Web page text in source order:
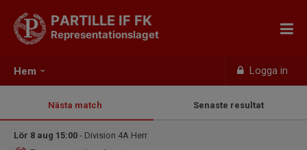
Hem Logga in
PARTILLE IF FK
Representationslaget
Nästa match Senaste resultat
Lör 8 aug 15:00 - Division 4A Herr